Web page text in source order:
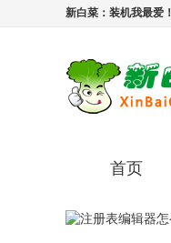
新白菜：装机我最爱！
首页